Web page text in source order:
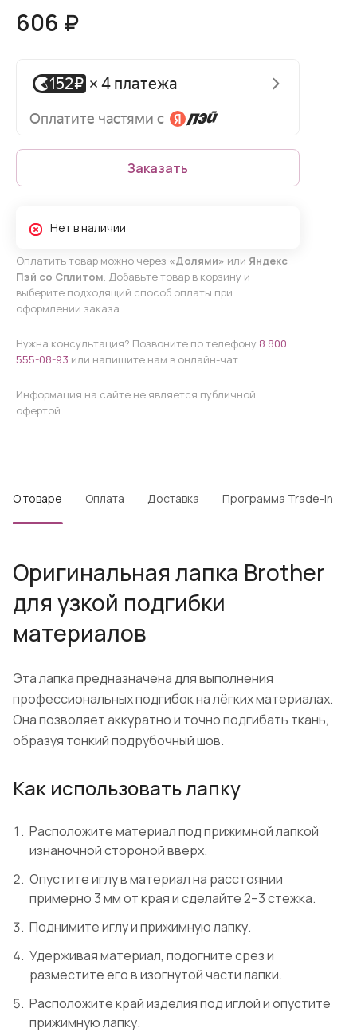
606 ₽
Заказать
Нет в наличии
Оплатить товар можно через «Долями» или Яндекс
Пэй со Сплитом. Добавьте товар в корзину и
выберите подходящий способ оплаты при
оформлении заказа.
Нужна консультация? Позвоните по телефону 8 800
555-08-93 или напишите нам в онлайн-чат.
Информация на сайте не является публичной
офертой.
О товаре Оплата Доставка Программа Trade-in
Оригинальная лапка Brother
для узкой подгибки
материалов
Эта лапка предназначена для выполнения
профессиональных подгибок на лёгких материалах.
Она позволяет аккуратно и точно подгибать ткань,
образуя тонкий подрубочный шов.
Как использовать лапку
Расположите материал под прижимной лапкой
изнаночной стороной вверх.
Опустите иглу в материал на расстоянии
примерно 3 мм от края и сделайте 2–3 стежка.
Поднимите иглу и прижимную лапку.
Удерживая материал, подогните срез и
разместите его в изогнутой части лапки.
Расположите край изделия под иглой и опустите
прижимную лапку.